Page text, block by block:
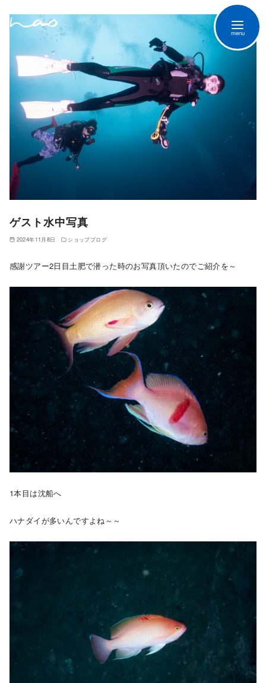
ゲスト水中写真
2024年11月8日 ショップブログ
感謝ツアー2日目土肥で潜った時のお写真頂いたのでご紹介を～
1本目は沈船へ
ハナダイが多いんですよね～～